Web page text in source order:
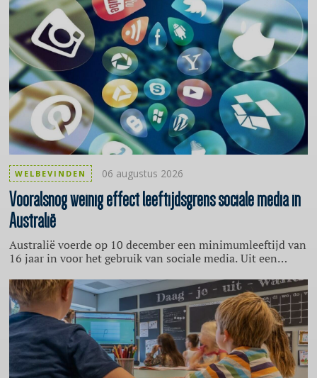
Vooralsnogweinig effect leeftijdsgrens sociale media in
Australië
Australië voerde op 10 december een minimumleeftijd van
16 jaar in voor het gebruik van sociale media. Uit een
directe effecten nog beperkt zijn. Het percentage jongeren
onder de 16 jaar dat sociale media gebruikt, daalde slechts
licht, van bijna 86 naar ruim 81 procent. Ook nam het
aantal kinderen met een eigen account af, maar veel
bestaande accounts bleven actief doordat sociale
mediaplatforms nog geen effectieve leeftijdscontrole
toepassen.
WELBEVINDEN 06 augustus 2026